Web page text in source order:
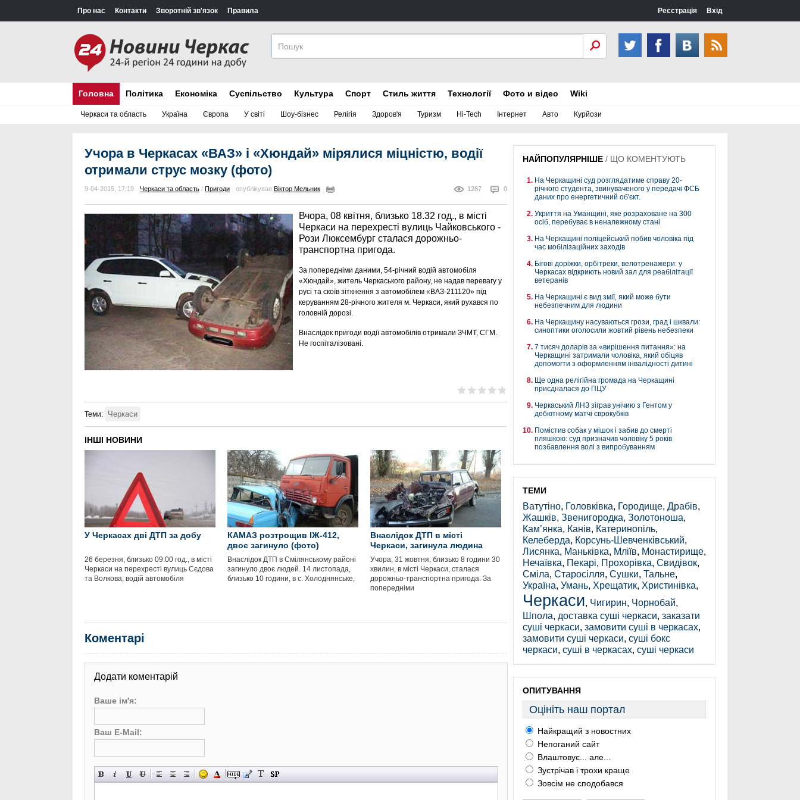
Про нас Контакти Зворотній зв'язок Правила Реєстрація Вхід
Головна
Черкаси та область Україна Європа У світі Шоу-бізнес Релігія Здоров'я Туризм Hi-Tech Інтернет Авто Курйози
Політика Економіка Суспільство Культура Спорт Стиль життя Технології Фото и відео Wiki
Учора в Черкасах «ВАЗ» і «Хюндай» мірялися міцністю, водії
отримали струс мозку (фото)
9-04-2015, 17:19 Черкаси та область / Пригоди опублікував Віктор Мельник 0
1267
Вчора, 08 квітня, близько 18.32 год., в місті
Черкаси на перехресті вулиць Чайковського -
Рози Люксембург сталася дорожньо-
транспортна пригода.
За попередніми даними, 54-річний водій автомобіля
«Хюндай», житель Черкаського району, не надав перевагу у
русі та скоїв зіткнення з автомобілем «ВАЗ-211120» під
керуванням 28-річного жителя м. Черкаси, який рухався по
головній дорозі.
Внаслідок пригоди водії автомобілів отримали ЗЧМТ, СГМ.
Не госпіталізовані.
Теми: Черкаси
ІНШІ НОВИНИ
У Черкасах дві ДТП за добу
26 березня, близько 09.00 год., в місті
Черкаси на перехресті вулиць Сєдова
та Волкова, водій автомобіля
КАМАЗ розтрощив ІЖ-412,
двоє загинуло (фото)
Внаслідок ДТП в Смілянському районі
загинуло двоє людей. 14 листопада,
близько 10 години, в с. Холоднянське,
Внаслідок ДТП в місті
Черкаси, загинула людина
Учора, 31 жовтня, близько 8 години 30
хвилин, в місті Черкаси, сталася
дорожньо-транспортна пригода. За
попередніми
Коментарі
Додати коментарій
Ваше ім'я:
Ваш E-Mail:
НАЙПОПУЛЯРНІШЕ / ЩО КОМЕНТУЮТЬ
На Черкащині суд розглядатиме справу 20-
річного студента, звинуваченого у передачі ФСБ
даних про енергетичний об'єкт.
Укриття на Уманщині, яке розраховане на 300
осіб, перебуває в неналежному стані
На Черкащині поліцейський побив чоловіка під
час мобілізаційних заходів
Бігові доріжки, орбітреки, велотренажери: у
Черкасах відкриють новий зал для реабілітації
ветеранів
На Черкащині є вид змії, який може бути
небезпечним для людини
На Черкащину насуваються грози, град і шквали:
синоптики оголосили жовтий рівень небезпеки
7 тисяч доларів за «вирішення питання»: на
Черкащині затримали чоловіка, який обіцяв
допомогти з оформленням інвалідності дитині
Ще одна релігійна громада на Черкащині
приєдналася до ПЦУ
Черкаський ЛНЗ зіграв унічию з Гентом у
дебютному матчі єврокубків
Помістив собак у мішок і забив до смерті
пляшкою: суд призначив чоловіку 5 років
позбавлення волі з випробуванням
ТЕМИ
Ватутіно, Головківка, Городище, Драбів,
Жашків, Звенигородка, Золотоноша,
Кам’янка, Канів, Катеринопіль,
Келеберда, Корсунь-Шевченківський,
Лисянка, Маньківка, Мліїв, Монастирище,
Нечаївка, Пекарі, Прохорівка, Свидівок,
Сміла, Старосілля, Сушки, Тальне,
Україна, Умань, Хрещатик, Христинівка,
Черкаси, Чигирин, Чорнобай,
Шпола, доставка суші черкаси, заказати
суші черкаси, замовити суші в черкасах,
замовити суші черкаси, суші бокс
черкаси, суші в черкасах, суші черкаси
ОПИТУВАННЯ
Оцініть наш портал
Найкращий з новостних
Непоганий сайт
Влаштовує... але...
Зустрічав і трохи краще
Зовсім не сподобався